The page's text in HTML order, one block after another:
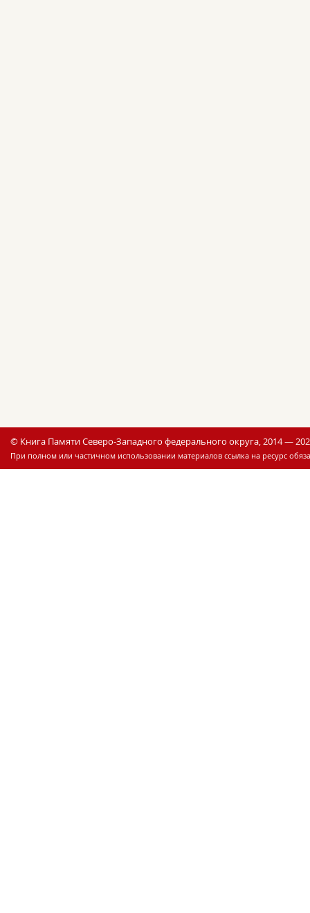
© Книга Памяти Северо-Западного федерального округа, 2014 —
При полном или частичном использовании материалов ссылка на ресурс